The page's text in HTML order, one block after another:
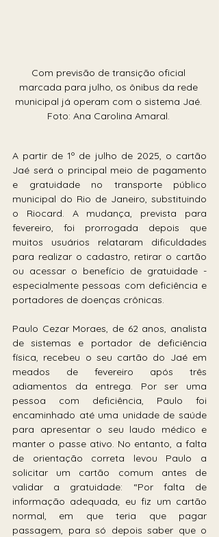
Com previsão de transição oficial
marcada para julho, os ônibus da rede
municipal já operam com o sistema Jaé.
Foto: Ana Carolina Amaral.
A partir de 1º de julho de 2025, o cartão
Jaé será o principal meio de pagamento
e gratuidade no transporte público
municipal do Rio de Janeiro, substituindo
o Riocard. A mudança, prevista para
fevereiro, foi prorrogada depois que
muitos usuários relataram dificuldades
para realizar o cadastro, retirar o cartão
ou acessar o benefício de gratuidade -
especialmente pessoas com deficiência e
portadores de doenças crônicas.
Paulo Cezar Moraes, de 62 anos, analista
de sistemas e portador de deficiência
física, recebeu o seu cartão do Jaé em
meados de fevereiro após três
adiamentos da entrega. Por ser uma
pessoa com deficiência, Paulo foi
encaminhado até uma unidade de saúde
para apresentar o seu laudo médico e
manter o passe ativo. No entanto, a falta
de orientação correta levou Paulo a
solicitar um cartão comum antes de
validar a gratuidade: “Por falta de
informação adequada, eu fiz um cartão
normal, em que teria que pagar
passagem, para só depois saber que o